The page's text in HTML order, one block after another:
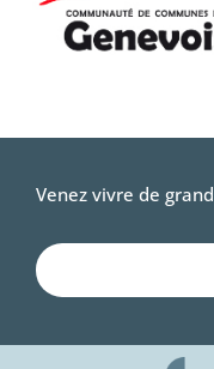
Venez vivre de